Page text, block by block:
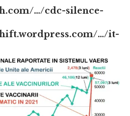
…/cdc-silence-
…/it-